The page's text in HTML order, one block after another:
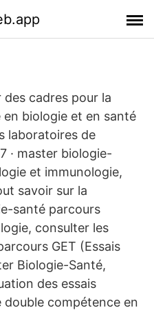
cadres pour la
biologie et en santé
laboratoires de
· master biologie-
et immunologie,
savoir sur la
santé parcours
consulter les
GET (Essais
Biologie-Santé,
des essais
compétence en